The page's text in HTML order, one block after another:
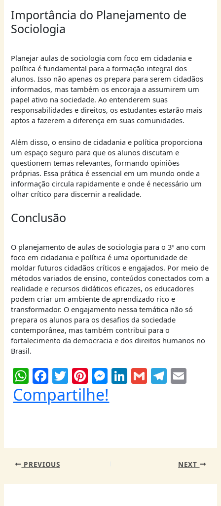
Importância do Planejamento de
Sociologia
Planejar aulas de sociologia com foco em cidadania e
política é fundamental para a formação integral dos
alunos. Isso não apenas os prepara para serem cidadãos
informados, mas também os encoraja a assumirem um
papel ativo na sociedade. Ao entenderem suas
responsabilidades e direitos, os estudantes estarão mais
aptos a fazerem a diferença em suas comunidades.
Além disso, o ensino de cidadania e política proporciona
um espaço seguro para que os alunos discutam e
questionem temas relevantes, formando opiniões
próprias. Essa prática é essencial em um mundo onde a
informação circula rapidamente e onde é necessário um
olhar crítico para discernir a realidade.
Conclusão
O planejamento de aulas de sociologia para o 3º ano com
foco em cidadania e política é uma oportunidade de
moldar futuros cidadãos críticos e engajados. Por meio de
métodos variados de ensino, conteúdos conectados com a
realidade e recursos didáticos eficazes, os educadores
podem criar um ambiente de aprendizado rico e
transformador. O engajamento nessa temática não só
prepara os alunos para os desafios da sociedade
contemporânea, mas também contribui para o
fortalecimento da democracia e dos direitos humanos no
Brasil.
W
h
at
p
p
F
a
c
o
o
k
T
w
itt
Pi
nt
er
M
ss
g
er
Li
n
G T
m
Compartilhe!
PREVIOUS NEXT